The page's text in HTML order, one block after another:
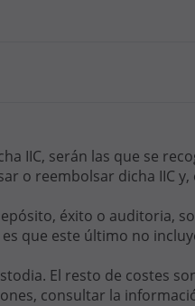
IIC, serán las que se
o reembolsar dicha IIC y,
éxito o auditoria,
que este último no
El resto de costes
consultar la